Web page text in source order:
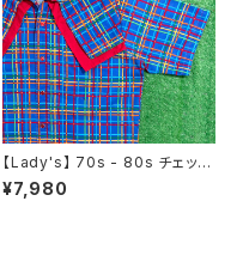
【Lady's】 70s - 80s チェック
ウエスタン デザイン シャツ / 7
0年代 80年代 古着 レディース
¥7,980